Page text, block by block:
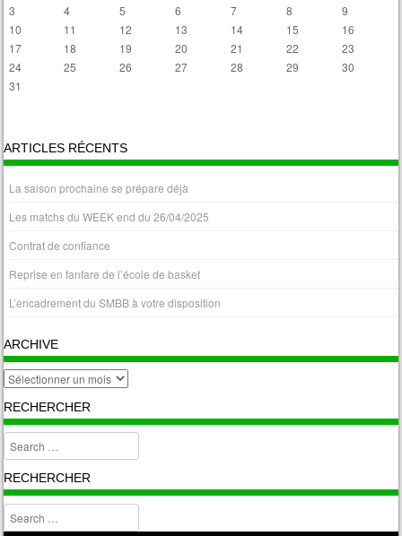
3
4 5 6 7 8
9
10
11 12 13 14 15
16
17
18 19 20 21 22
23
24
25 26 27 28 29
30
31
ARTICLES RÉCENTS
La saison prochaine se prépare déjà
Les matchs du WEEK end du 26/04/2025
Contrat de confiance
Reprise en fanfare de l’école de basket
L’encadrement du SMBB à votre disposition
ARCHIVE
archive
RECHERCHER
Search
RECHERCHER
Search